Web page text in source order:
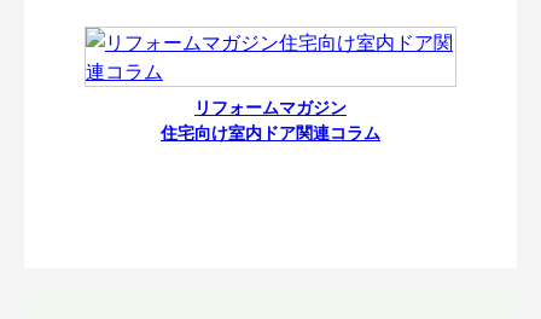
リフォームマガジン
住宅向け室内ドア関連コラム